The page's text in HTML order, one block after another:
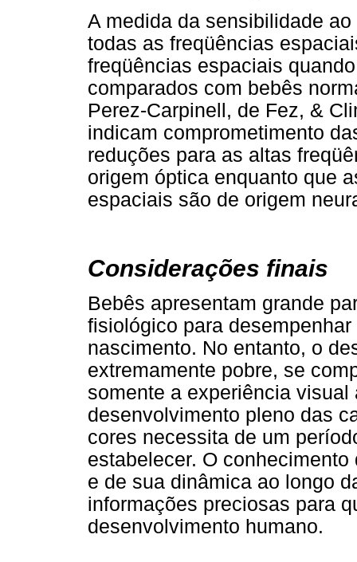
A medida da sensibilidade
todas as freqüências
freqüências espaciais
comparados com bebês
Perez-Carpinell, de Fez, &
indicam comprometimento
reduções para as altas
origem óptica enquanto que
espaciais são de origem
Considerações finais
Bebês apresentam grande
fisiológico para
nascimento. No entanto, o
extremamente pobre, se
somente a experiência visual
desenvolvimento pleno das
cores necessita de um
estabelecer. O
e de sua dinâmica ao longo
informações preciosas para
desenvolvimento humano.